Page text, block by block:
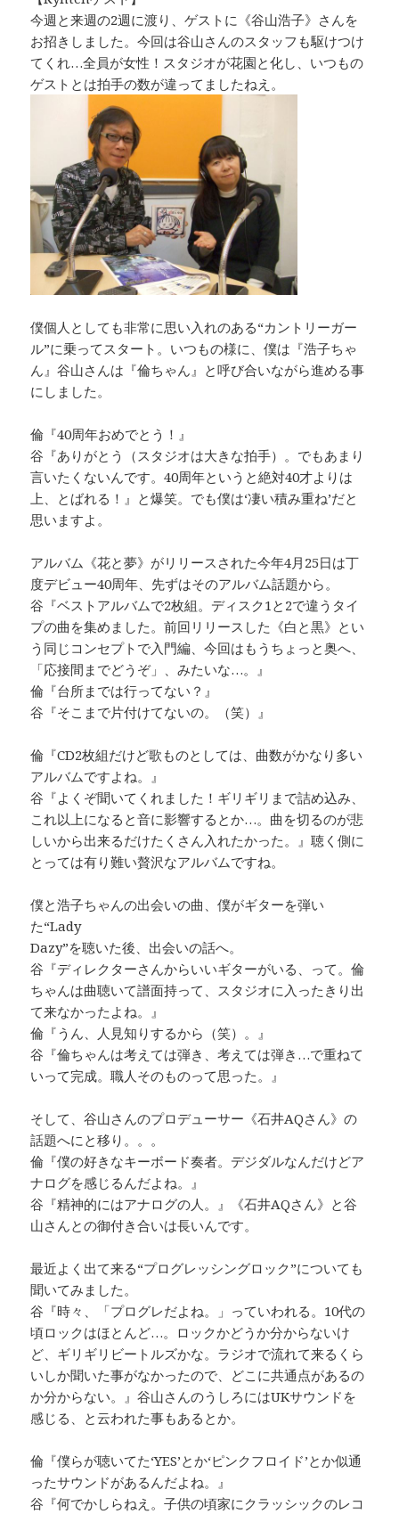
今週と来週の2週に渡り、ゲストに《谷山浩子》さんを
お招きしました。今回は谷山さんのスタッフも駆けつけ
てくれ…全員が女性！スタジオが花園と化し、いつもの
ゲストとは拍手の数が違ってましたねえ。
僕個人としても非常に思い入れのある“カントリーガー
ル”に乗ってスタート。いつもの様に、僕は『浩子ちゃ
ん』谷山さんは『倫ちゃん』と呼び合いながら進める事
にしました。
倫『40周年おめでとう！』
谷『ありがとう（スタジオは大きな拍手）。でもあまり
言いたくないんです。40周年というと絶対40才よりは
上、とばれる！』と爆笑。でも僕は‘凄い積み重ね’だと
思いますよ。
アルバム《花と夢》がリリースされた今年4月25日は丁
度デビュー40周年、先ずはそのアルバム話題から。
谷『ベストアルバムで2枚組。ディスク1と2で違うタイ
プの曲を集めました。前回リリースした《白と黒》とい
う同じコンセプトで入門編、今回はもうちょっと奥へ、
「応接間までどうぞ」、みたいな…。』
倫『台所までは行ってない？』
谷『そこまで片付けてないの。（笑）』
倫『CD2枚組だけど歌ものとしては、曲数がかなり多い
アルバムですよね。』
谷『よくぞ聞いてくれました！ギリギリまで詰め込み、
これ以上になると音に影響するとか…。曲を切るのが悲
しいから出来るだけたくさん入れたかった。』聴く側に
とっては有り難い贅沢なアルバムですね。
僕と浩子ちゃんの出会いの曲、僕がギターを弾い
た“Lady
Dazy”を聴いた後、出会いの話へ。
谷『ディレクターさんからいいギターがいる、って。倫
ちゃんは曲聴いて譜面持って、スタジオに入ったきり出
て来なかったよね。』
倫『うん、人見知りするから（笑）。』
谷『倫ちゃんは考えては弾き、考えては弾き…で重ねて
いって完成。職人そのものって思った。』
そして、谷山さんのプロデューサー《石井AQさん》の
話題へにと移り。。。
倫『僕の好きなキーボード奏者。デジダルなんだけどア
ナログを感じるんだよね。』
谷『精神的にはアナログの人。』《石井AQさん》と谷
山さんとの御付き合いは長いんです。
最近よく出て来る“プログレッシングロック”についても
聞いてみました。
谷『時々、「プログレだよね。」っていわれる。10代の
頃ロックはほとんど…。ロックかどうか分からないけ
ど、ギリギリビートルズかな。ラジオで流れて来るくら
いしか聞いた事がなかったので、どこに共通点があるの
か分からない。』谷山さんのうしろにはUKサウンドを
感じる、と云われた事もあるとか。
倫『僕らが聴いてた‘YES’とか‘ピンクフロイド’とか似通
ったサウンドがあるんだよね。』
谷『何でかしらねえ。子供の頃家にクラッシックのレコ